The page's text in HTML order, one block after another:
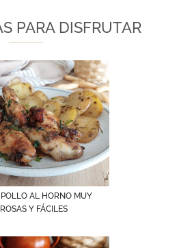
PARA DISFRUTAR
AL HORNO MUY
Y FÁCILES